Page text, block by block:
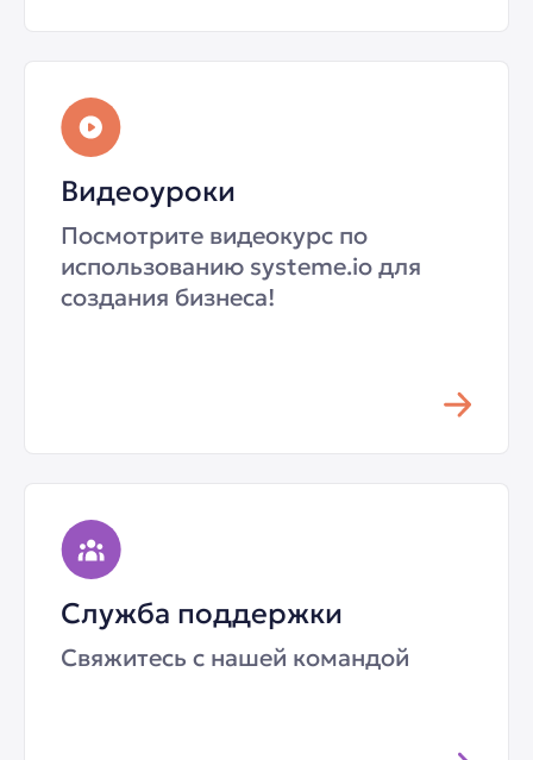
Видеоуроки
Посмотрите видеокурс по
использованию systeme.io для
создания бизнеса!
Служба поддержки
Свяжитесь с нашей командой